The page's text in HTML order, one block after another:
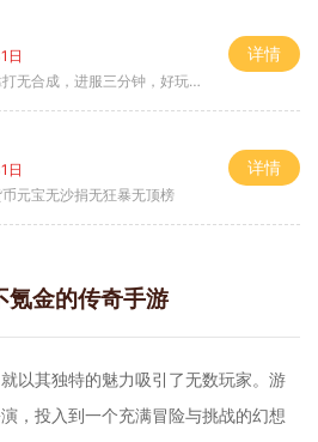
日
无合成，进服三分钟，好玩一整年。
详情
日
元宝无沙捐无狂暴无顶榜
详情
氪金的传奇手游
以其独特的魅力吸引了无数玩家。游
，投入到一个充满冒险与挑战的幻想